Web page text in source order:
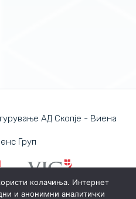
АД Скопје - Виена
Груп
колачиња. Интернет
и анонимни аналитички